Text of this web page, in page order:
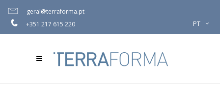
geral@terraforma.pt
+351 217 615 220
PT